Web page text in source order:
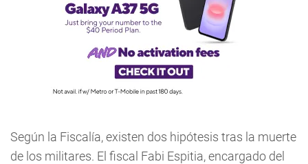
Según la Fiscalía, existen dos hipótesis tras la muerte
de los militares. El fiscal Fabi Espitia, encargado del